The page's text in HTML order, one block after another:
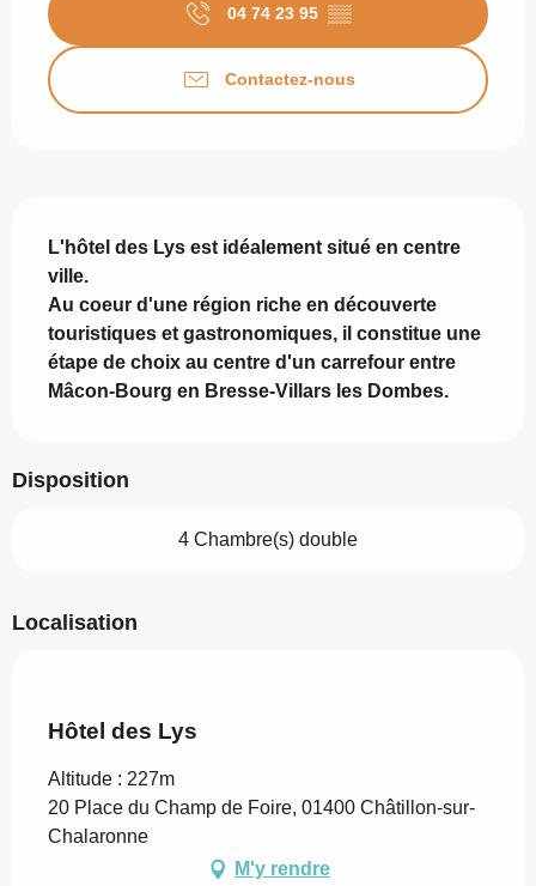
04 74 23 95 ▒▒
Contactez-nous
L'hôtel des Lys est idéalement situé en centre
ville.
Au coeur d'une région riche en découverte
touristiques et gastronomiques, il constitue une
étape de choix au centre d'un carrefour entre
Mâcon-Bourg en Bresse-Villars les Dombes.
Disposition
4 Chambre(s) double
Localisation
Hôtel des Lys
Altitude : 227m
20 Place du Champ de Foire, 01400 Châtillon-sur-
Chalaronne
M'y rendre